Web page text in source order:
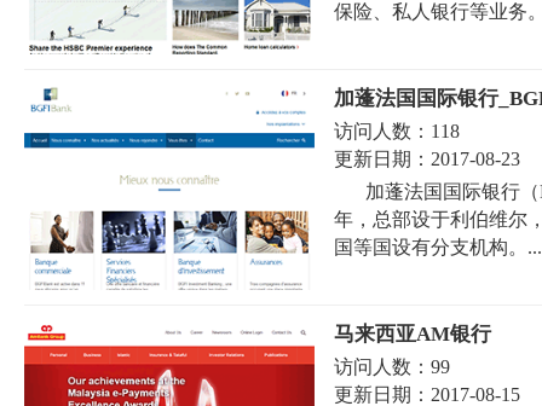
保险、私人银行等业务
加蓬法国国际银行
访问人数： 118
更新日期： 2017-08-23
加蓬法国国际银行
年，总部设于利伯维尔
国等国设有分支机构。...
马来西亚AM银行
访问人数： 99
更新日期： 2017-08-15